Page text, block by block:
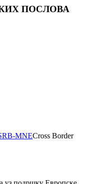
ПОСЛОВА
MNECross Border